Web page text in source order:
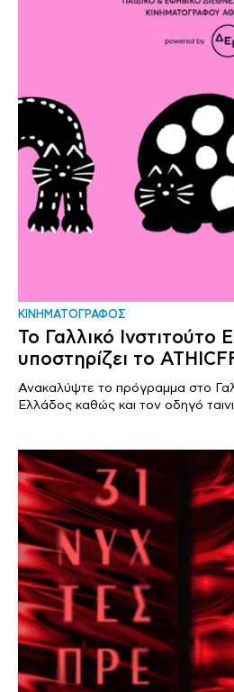
ΚΙΝΗΜΑΤΟΓΡΑΦΟΣ
Το Γαλλικό Ινστιτούτο
υποστηρίζει το
Ανακαλύψτε το πρόγραμμα στο
Ελλάδος καθώς και τον οδηγό